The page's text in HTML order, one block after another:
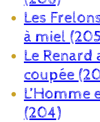
Les
à miel
Le
coupée
L’Homme
(204)